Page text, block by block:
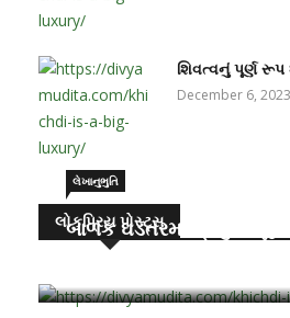
શિવત્વનું પૂર્ણ
December 6, 2023
લોકપ્રિય પોસ્ટ્સ
લેખાનુભુતિ
બાળક ઘડતરમાં પ્રમુખ ભૂમિકા